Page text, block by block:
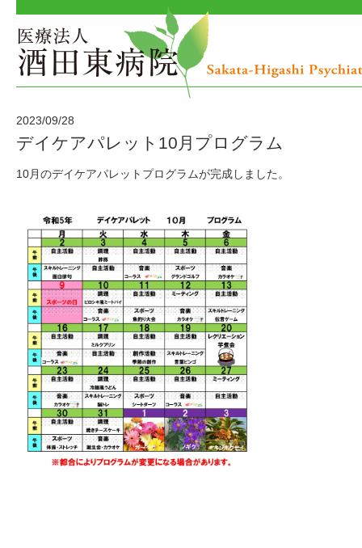
2023/09/28
デイケアパレット10月プログラム
10月のデイケアパレットプログラムが完成しました。